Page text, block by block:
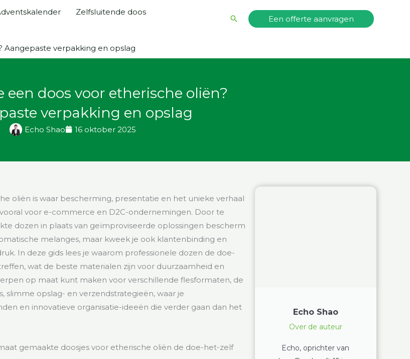
Zelfsluitende doos
Zoeken Een offerte aanvragen
Aangepaste verpakking en opslag
een doos voor etherische oliën?
verpakking en opslag
Echo Shao 16 oktober 2025
oliën is waar bescherming, presentatie en het unieke verhaal
voor e-commerce en D2C-ondernemingen. Door te
dozen in plaats van geïmproviseerde oplossingen bescherm
melanges, maar kweek je ook klantenbinding en
In deze gids lees je waarom professionele dozen de doe-
wat de beste materialen zijn voor duurzaamheid en
op maat kunt maken voor verschillende flesformaten, de
slimme opslag- en verzendstrategieën, waar je
en innovatieve organisatie-ideeën die verder gaan dan het
gemaakte doosjes voor etherische oliën de doe-het-zelf
Echo Shao
Over de auteur
Echo, oprichter van